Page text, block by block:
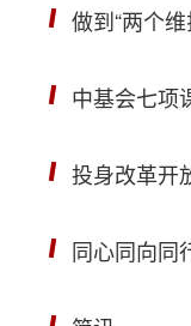
做到“两个
中基会七项
投身改革开
同心同向同